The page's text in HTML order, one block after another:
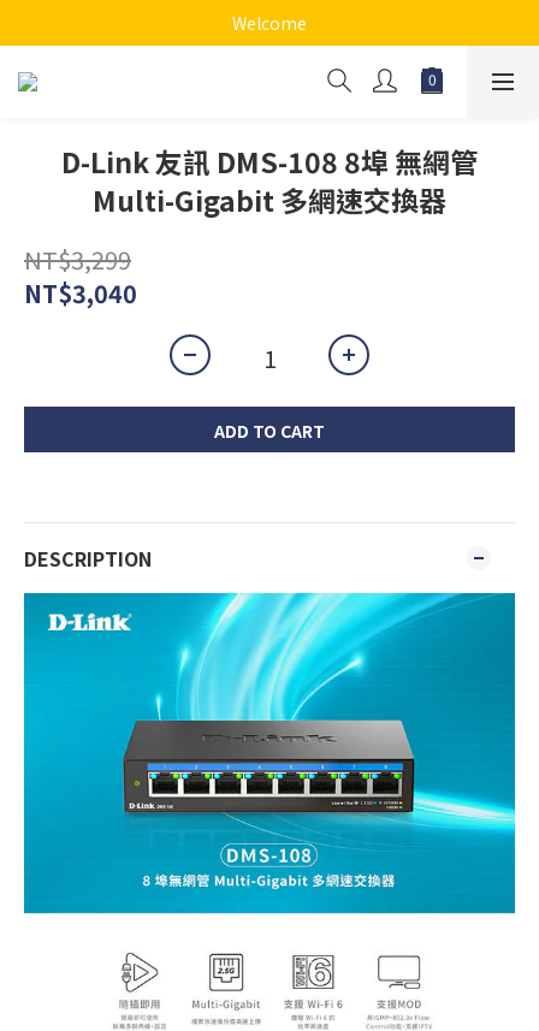
Welcome
D-Link 友訊 DMS-108 8埠 無網管
Multi-Gigabit 多網速交換器
NT$3,299
NT$3,040
ADD TO CART
DESCRIPTION